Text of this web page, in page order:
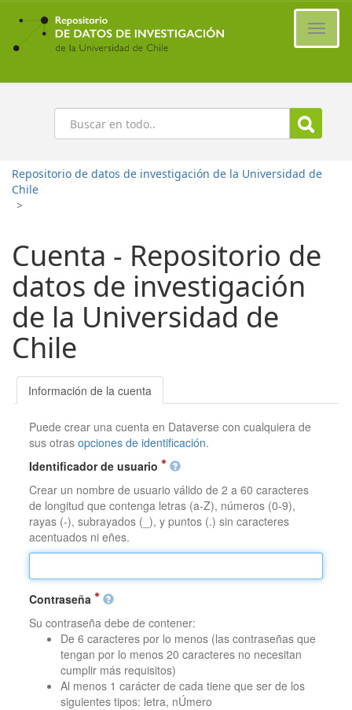
Ir
contenido
principal
Buscar
Repositorio de datos de investigación de la Universidad de
Chile
>
Cuenta - Repositorio de
datos de investigación
de la Universidad de
Chile
Información de la cuenta
Puede crear una cuenta en Dataverse con cualquiera de
sus otrasopciones de identificación.
Identificador de usuario
Crear un nombre de usuario válido de 2 a 60 caracteres
de longitud que contenga letras (a-Z), números (0-9),
rayas (-), subrayados (_), y puntos (.) sin caracteres
acentuados ni eñes.
Contraseña
Su contraseña debe de contener:
De 6 caracteres por lo menos (las contraseñas que
tengan por lo menos 20 caracteres no necesitan
cumplir más requisitos)
Al menos 1 carácter de cada tiene que ser de los
siguientes tipos: letra, nÚmero